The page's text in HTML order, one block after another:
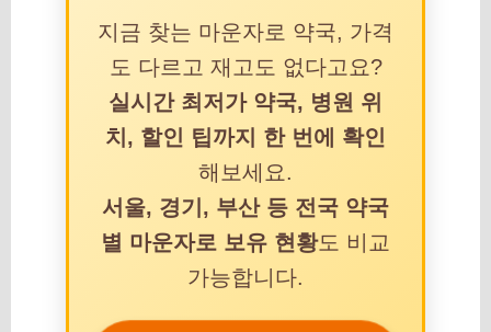
지금 찾는 마운자로 약국, 가격
도 다르고 재고도 없다고요?
실시간 최저가 약국, 병원 위
치, 할인 팁까지 한 번에 확인
해보세요.
서울, 경기, 부산 등 전국 약국
별 마운자로 보유 현황도 비교
가능합니다.